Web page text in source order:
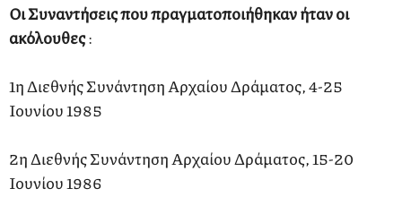
Οι Συναντήσεις που πραγματοποιήθηκαν ήταν οι
ακόλουθες:
1η Διεθνής Συνάντηση Αρχαίου Δράματος, 4-25
Ιουνίου 1985
2η Διεθνής Συνάντηση Αρχαίου Δράματος, 15-20
Ιουνίου 1986